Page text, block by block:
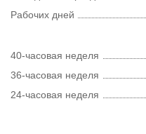
Рабочих дней
40-часовая неделя
36-часовая неделя
24-часовая неделя